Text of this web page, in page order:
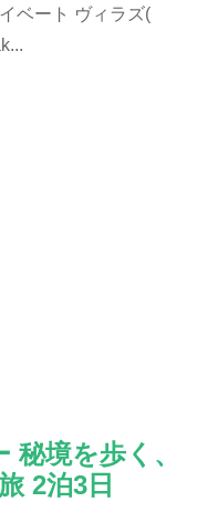
ベート ヴィラズ(
境を歩く、
2泊3日